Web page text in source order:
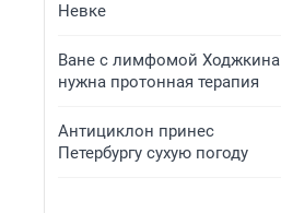
Невке
Ване с лимфомой Ходжкина
нужна протонная терапия
Антициклон принес
Петербургу сухую погоду